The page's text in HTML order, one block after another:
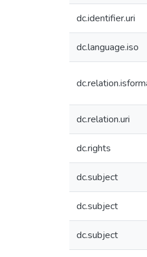
dc.identifier.uri
dc.language.iso
dc.relation.uri
dc.rights
dc.subject
dc.subject
dc.subject